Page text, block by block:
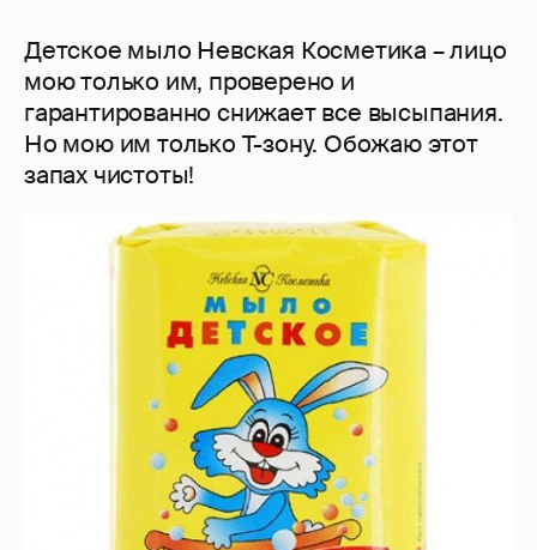
Детское мыло Невская Косметика – лицо
мою только им, проверено и
гарантированно снижает все высыпания.
Но мою им только Т-зону. Обожаю этот
запах чистоты!